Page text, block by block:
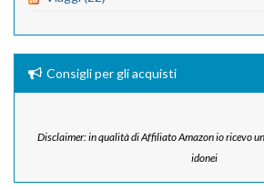
Consigli per gli acquisti
Disclaimer: in qualità di Affiliato Amazon io ricevo
idonei